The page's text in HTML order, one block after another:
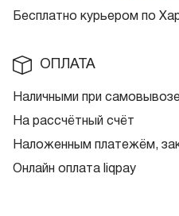
Бесплатно курьером по
ОПЛАТА
Наличными при
На рассчётный счёт
Наложенным платежём,
Онлайн оплата liqpay